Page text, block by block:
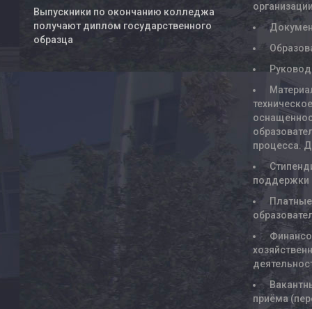
Выпускники по окончанию колледжа
получают диплом государственного
образца
процесса.
поддержки
Платные
приёма